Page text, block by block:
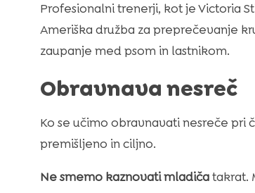
Profesionalni trenerji, kot je Victoria
Ameriška družba za preprečevanje
zaupanje med psom in lastnikom.
Obravnava nesreč
Ko se učimo obravnavati nesreče pri
premišljeno in ciljno.
Ne smemo kaznovati mladičatakrat.